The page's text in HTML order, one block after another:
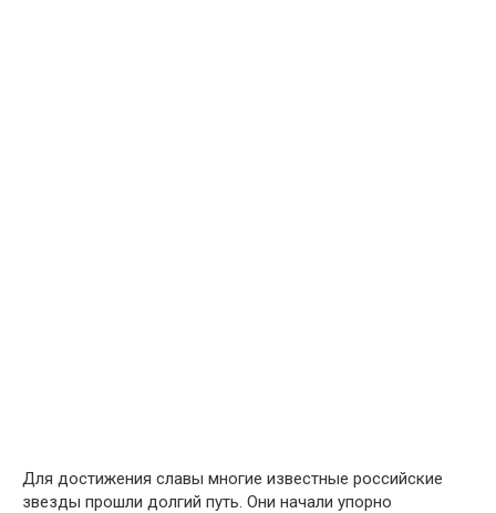
Для достижения славы многие известные российские
звезды прошли долгий путь. Они начали упорно